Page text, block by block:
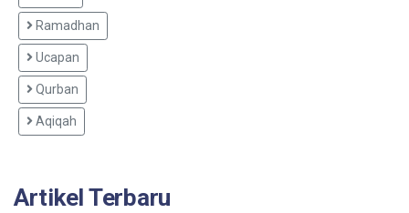
Ramadhan
Ucapan
Qurban
Aqiqah
Artikel Terbaru